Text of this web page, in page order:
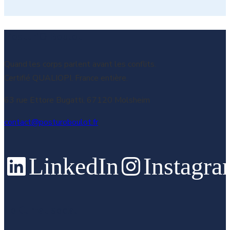
Quand les corps parlent avant les conflits.
Certifié QUALIOPI. France entière.
63 rue Ettore Bugatti, 67120 Molsheim
contact@posturoboulot.fr
LinkedIn